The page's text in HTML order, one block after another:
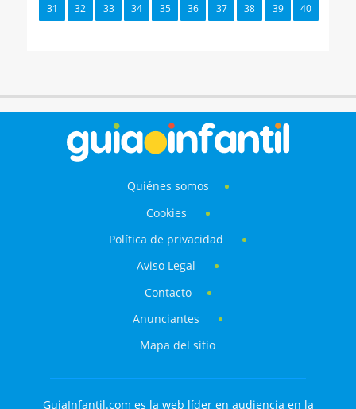
31 32 33 34 35 36 37 38 39 40
Quiénes somos
Cookies
Política de privacidad
Aviso Legal
Contacto
Anunciantes
Mapa del sitio
GuiaInfantil.com es la web líder en audiencia en la